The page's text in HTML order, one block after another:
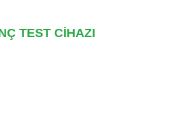
TEST CİHAZI